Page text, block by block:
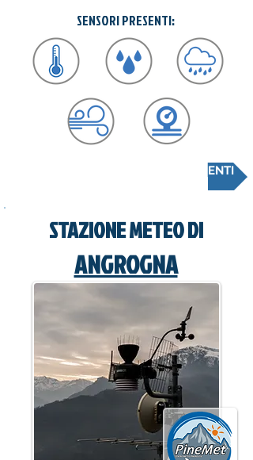
SENSORI PRESENTI:
CONSULTA LA SCHEDA RILEVAMENTI
STAZIONE METEO DI
ANGROGNA